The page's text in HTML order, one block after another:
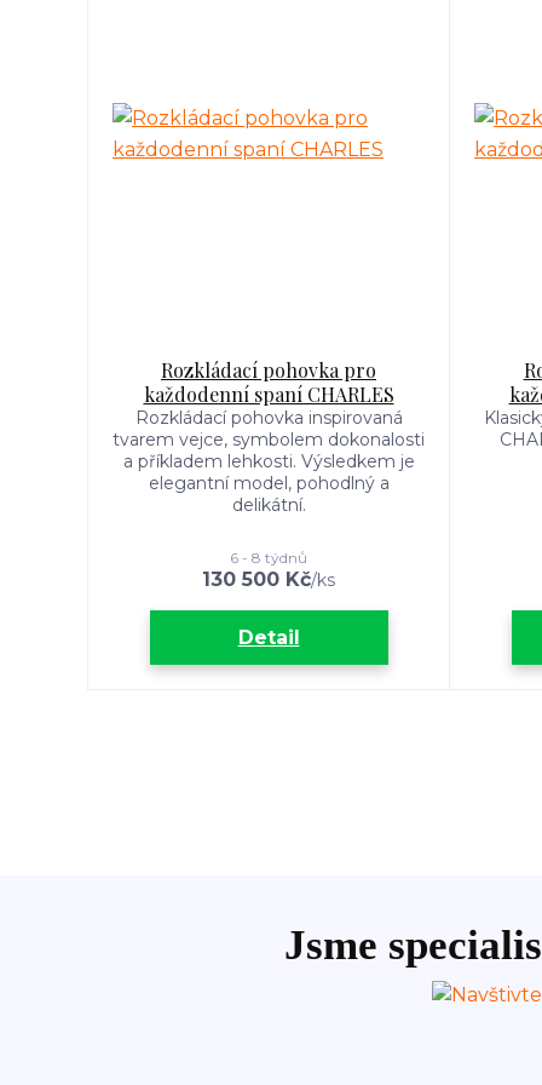
Rozkládací pohovka pro
každodenní spaní CHARLES
Rozkládací pohovka inspirovaná
tvarem vejce, symbolem dokonalosti
a příkladem lehkosti. Výsledkem je
elegantní model, pohodlný a
delikátní.
130 500 Kč/ks
6 - 8 týdnů
Detail
Jsme